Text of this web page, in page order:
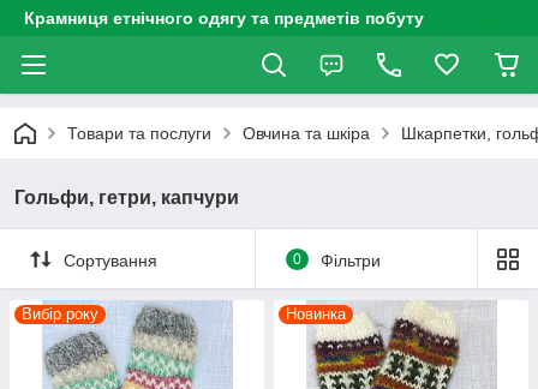
Крамниця етнічного одягу та предметів побуту
Товари та послуги Овчина та шкіра Шкарпетки,
Гольфи, гетри, капчури
Сортування 0 Фільтри
Вибір року Новинка